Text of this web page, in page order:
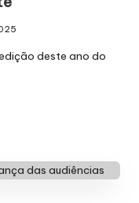
deste ano do